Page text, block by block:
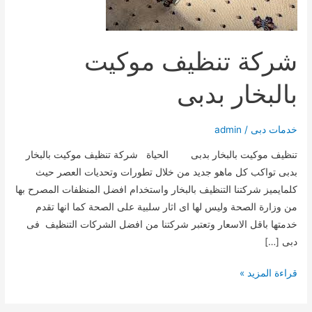
شركة تنظيف موكيت
بالبخار بدبى
خدمات دبى /
admin
تنظيف موكيت بالبخار بدبى الحياة شركة تنظيف موكيت بالبخار
بدبى تواكب كل ماهو جديد من خلال تطورات وتحديات العصر حيث
كلمايميز شركتنا التنظيف بالبخار واستخدام افضل المنظفات المصرح بها
من وزارة الصحة وليس لها اى اثار سلبية على الصحة كما انها تقدم
خدمتها باقل الاسعار وتعتبر شركتنا من افضل الشركات التنظيف فى
دبى […]
شركة
قراءة المزيد »